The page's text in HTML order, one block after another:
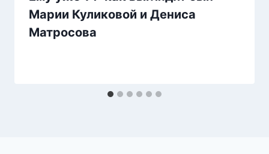
Марии Куликовой и Дениса
Матросова